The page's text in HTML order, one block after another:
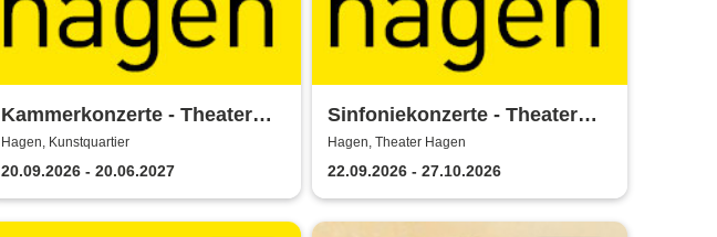
Kammerkonzerte - Theater
Hagen
Hagen, Kunstquartier
20.09.2026 - 20.06.2027
Sinfoniekonzerte - Theater
Hagen
Hagen, Theater Hagen
22.09.2026 - 27.10.2026